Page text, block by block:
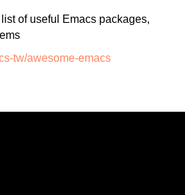
of useful Emacs packages,
tw/awesome-emacs